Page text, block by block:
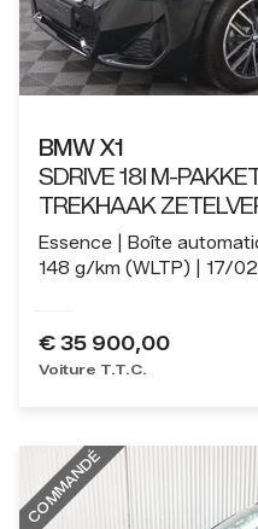
BMW X1
SDRIVE 18I M-
TREKHAAK
Essence Boîte
148 g/km (WLTP)
17/
€ 35 900,00
Voiture T.T.C.
COMMANDÉ